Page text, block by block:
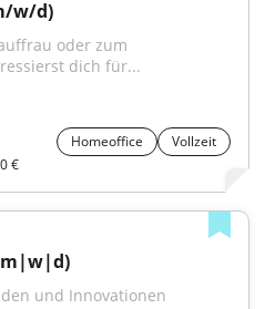
w/d)
oder zum
dich für...
Homeoffice
Vollzeit
€
und Innovationen